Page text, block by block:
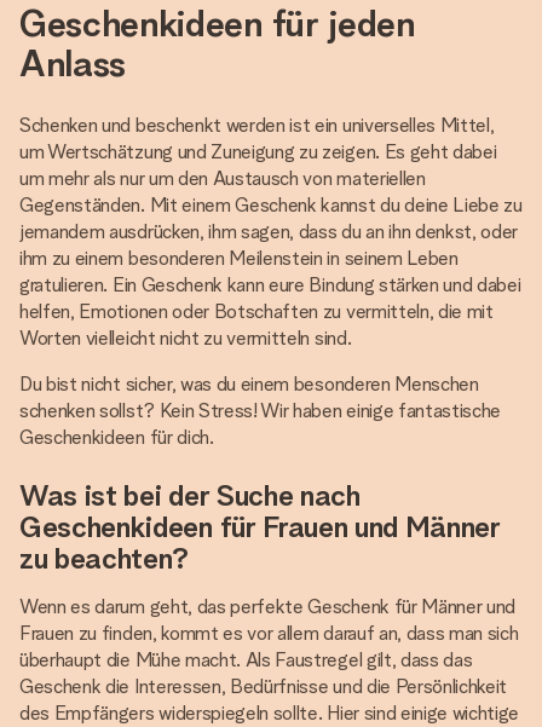
Geschenkideen für jeden
Anlass
Schenken und beschenkt werden ist ein universelles Mittel,
um Wertschätzung und Zuneigung zu zeigen. Es geht dabei
um mehr als nur um den Austausch von materiellen
Gegenständen. Mit einem Geschenk kannst du deine Liebe zu
jemandem ausdrücken, ihm sagen, dass du an ihn denkst, oder
ihm zu einem besonderen Meilenstein in seinem Leben
gratulieren. Ein Geschenk kann eure Bindung stärken und dabei
helfen, Emotionen oder Botschaften zu vermitteln, die mit
Worten vielleicht nicht zu vermitteln sind.
Du bist nicht sicher, was du einem besonderen Menschen
schenken sollst? Kein Stress! Wir haben einige fantastische
Geschenkideen für dich.
Was ist bei der Suche nach
Geschenkideen für Frauen und Männer
zu beachten?
Wenn es darum geht, das perfekte Geschenk für Männer und
Frauen zu finden, kommt es vor allem darauf an, dass man sich
überhaupt die Mühe macht. Als Faustregel gilt, dass das
Geschenk die Interessen, Bedürfnisse und die Persönlichkeit
des Empfängers widerspiegeln sollte. Hier sind einige wichtige